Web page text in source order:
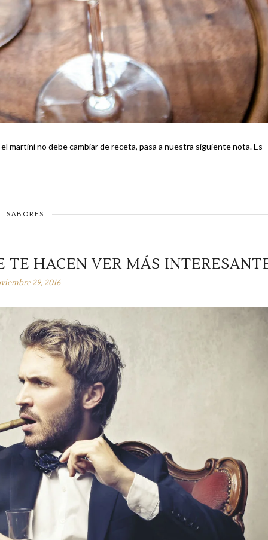
no debe cambiar de receta, pasa a nuestra siguiente nota. Es
SABORES
TE HACEN VER MÁS
29, 2016